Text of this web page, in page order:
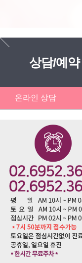
상담/예약
온라인 상담